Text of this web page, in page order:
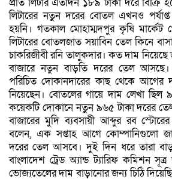
লিটারের নতুন দরের বোতল এখনও
হয়নি। গতকাল মোহাম্মদপুর কৃষি মার্কেট
লিটারের বোতলজাত সয়াবিন তেল কিনে
চাকরিজীবী রনি তালুকদার। কত দাম নিয়েছে
বাজারে নতুন বাড়তি দরের তেল
পরিচিত দোকানদারের কাছ থেকে আগের
নিয়েছেন। বোতলের গায়ে দাম লেখা ছিল
কয়েকটি দোকানে নতুন ৯৬৫ টাকা দরের
বাজারের মুদি ব্যবসায়ী আব্দুর রব স্টোরের
বলেন, এক সপ্তাহ আগে কোম্পানিগুলো
দরের তেল আসবে। দুই দিন ধরে তারা
বাংলাদেশ ট্রেড অ্যান্ড ট্যারিফ কমিশন
ভোজ্যতেলের দাম বাড়ানোর জন্য চিঠি